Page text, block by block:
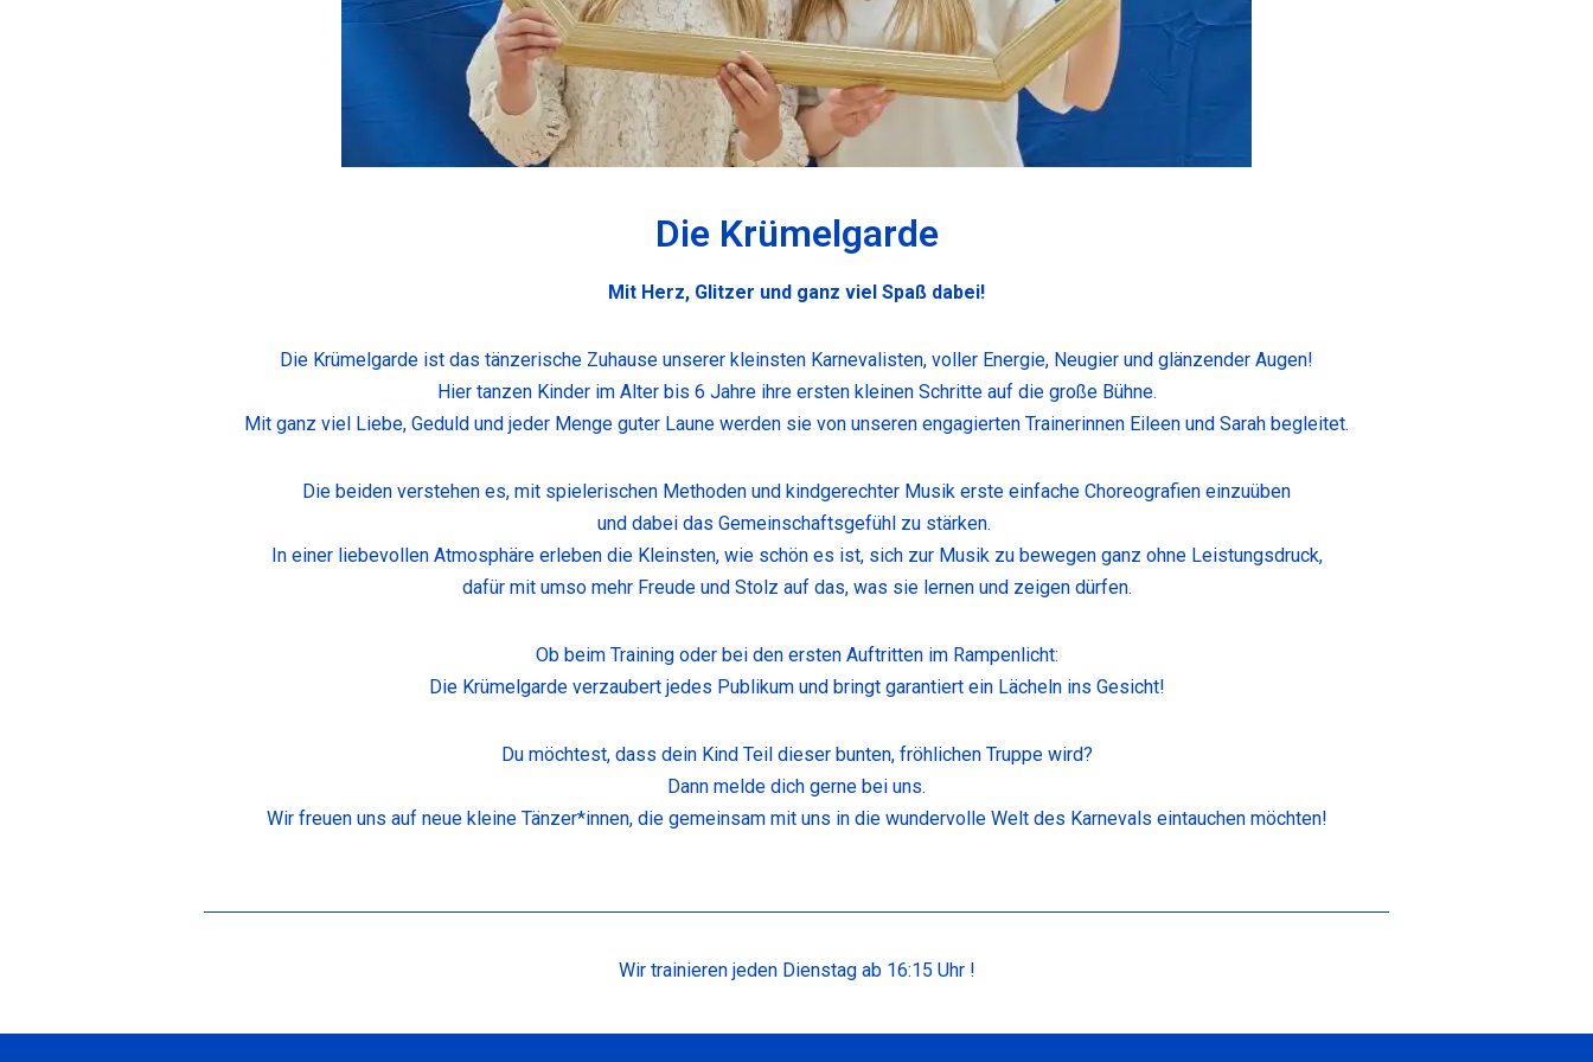
Die Krümelgarde
Mit Herz, Glitzer und ganz viel Spaß dabei!
Die Krümelgarde ist das tänzerische Zuhause unserer kleinsten Karnevalisten, voller Energie, Neugier und glänzender Augen!
Hier tanzen Kinder im Alter bis 6 Jahre ihre ersten kleinen Schritte auf die große Bühne.
Mit ganz viel Liebe, Geduld und jeder Menge guter Laune werden sie von unseren engagierten Trainerinnen Eileen und Sarah begleitet.
Die beiden verstehen es, mit spielerischen Methoden und kindgerechter Musik erste einfache Choreografien einzuüben
und dabei das Gemeinschaftsgefühl zu stärken.
In einer liebevollen Atmosphäre erleben die Kleinsten, wie schön es ist, sich zur Musik zu bewegen ganz ohne Leistungsdruck,
dafür mit umso mehr Freude und Stolz auf das, was sie lernen und zeigen dürfen.
Ob beim Training oder bei den ersten Auftritten im Rampenlicht:
Die Krümelgarde verzaubert jedes Publikum und bringt garantiert ein Lächeln ins Gesicht!
Du möchtest, dass dein Kind Teil dieser bunten, fröhlichen Truppe wird?
Dann melde dich gerne bei uns.
Wir freuen uns auf neue kleine Tänzer*innen, die gemeinsam mit uns in die wundervolle Welt des Karnevals eintauchen möchten!
Wir trainieren jeden Dienstag ab 16:15 Uhr !